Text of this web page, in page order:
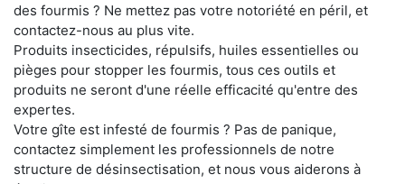
des fourmis ? Ne mettez pas votre notoriété en péril, et
contactez-nous au plus vite.
Produits insecticides, répulsifs, huiles essentielles ou
pièges pour stopper les fourmis, tous ces outils et
produits ne seront d'une réelle efficacité qu'entre des
expertes.
Votre gîte est infesté de fourmis ? Pas de panique,
contactez simplement les professionnels de notre
structure de désinsectisation, et nous vous aiderons à